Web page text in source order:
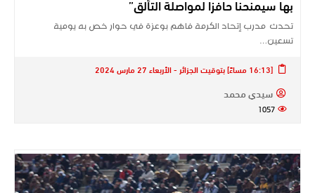
تحدث مدرب إتحاد الكرمة فاهم بوعزة في حوار خص به يومية
تسعين…
[16:13 مساءً] بتوقيت الجزائر - الأربعاء 27 مارس 2024
سيدي محمد
1057